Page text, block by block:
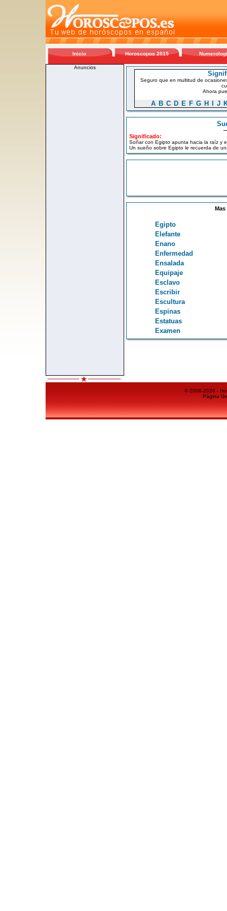
Inicio Horoscopos 2015
Anuncios
Seguro que en multitud de
Ahora
A B C D E F G H J
Significado:
Soñar con Egipto apunta hacia la raíz y
Un sueño sobre Egipto le recuerda de
Mas
Egipto
Elefante
Enano
Enfermedad
Ensalada
Equipaje
Esclavo
Escribir
Escultura
Espinas
Estatuas
Examen
© 2006-2026 -
Página